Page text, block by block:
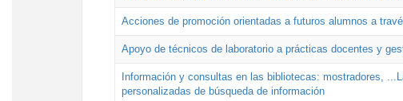
Acciones de promoción orientadas a futuros alumnos a
Apoyo de técnicos de laboratorio a prácticas docentes y
Información y consultas en las bibliotecas: mostradores,
personalizadas de búsqueda de información